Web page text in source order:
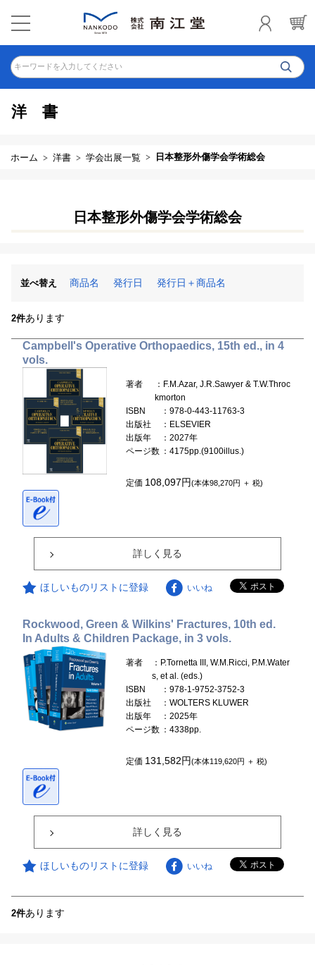
キーワードを入力してください
洋 書
ホーム 洋書 学会出展一覧 日本整形外傷学会学術総会
日本整形外傷学会学術総会
並べ替え 商品名 発行日 発行日＋商品名
2件あります
Campbell's Operative Orthopaedics, 15th ed., in 4
vols.
著者
：F.M.Azar, J.R.Sawyer & T.W.Throc
kmorton
ISBN
：978-0-443-11763-3
出版社
：ELSEVIER
出版年
：2027年
ページ数 ：4175pp.(9100illus.)
定価 108,097円(本体98,270円 ＋ 税)
詳しく見る
ほしいものリストに登録 いいね
Rockwood, Green & Wilkins' Fractures, 10th ed.
In Adults & Children Package, in 3 vols.
著者
：P.Tornetta III, W.M.Ricci, P.M.Water
s, et al. (eds.)
ISBN
：978-1-9752-3752-3
出版社
：WOLTERS KLUWER
出版年
：2025年
ページ数 ：4338pp.
定価 131,582円(本体119,620円 ＋ 税)
詳しく見る
ほしいものリストに登録 いいね
2件あります